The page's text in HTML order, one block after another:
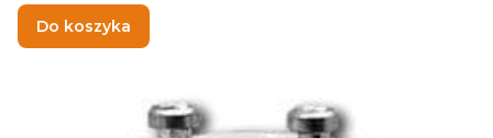
Do koszyka